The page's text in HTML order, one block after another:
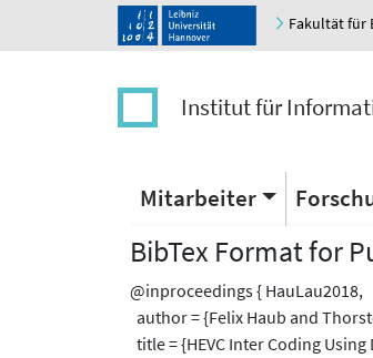
Fakultät für
Institut für
Mitarbeiter
BibTex Format for
@inproceedings { HauLau2018,
author = {Felix Haub and
title = {HEVC Inter Coding